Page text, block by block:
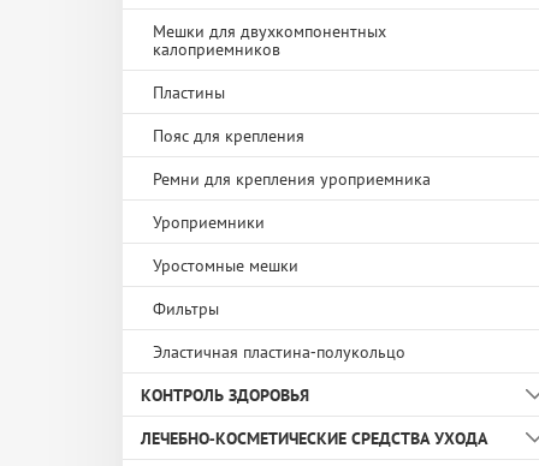
Бандажи на руку
Бандажи послеоперационные
Бандажи при опущении внутренних органов
Компрессионный трикотаж
Корректор осанки
Корсет ортопедический
Средства гигиены и уход за лицом и телом
Уход за зубными протезами
Уход за кожей
Мешки для двухкомпонентных
калоприемников
Пластины
Пояс для крепления
Ремни для крепления уроприемника
Уроприемники
Уростомные мешки
Фильтры
Эластичная пластина-полукольцо
КОНТРОЛЬ ЗДОРОВЬЯ
Ингаляторы
ЛЕЧЕБНО-КОСМЕТИЧЕСКИЕ СРЕДСТВА УХОДА